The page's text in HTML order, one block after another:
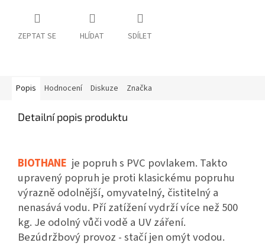
ZEPTAT SE HLÍDAT SDÍLET
Popis Hodnocení Diskuze Značka
Detailní popis produktu
BIOTHANE je popruh s PVC povlakem. Takto
upravený popruh je proti klasickému popruhu
výrazně odolnější, omyvatelný, čistitelný a
nenasává vodu. Pří zatížení vydrží více než 500
kg. Je odolný vůči vodě a UV záření.
Bezúdržbový provoz - stačí jen omýt vodou.